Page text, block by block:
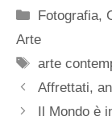
Categorie
Fotografia,
Arte
Tag
arte
Affrettati,
Il Mondo è